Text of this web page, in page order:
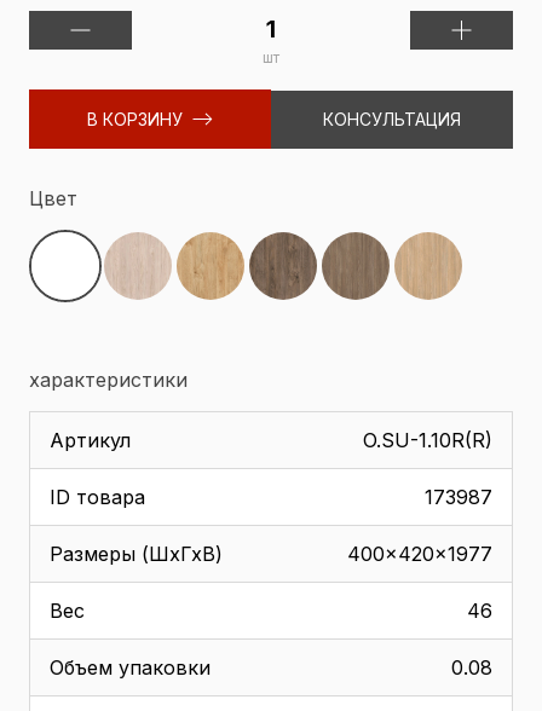
шт
В КОРЗИНУ КОНСУЛЬТАЦИЯ
Цвет
характеристики
Артикул O.SU-1.10R(R)
ID товара 173987
Размеры (ШхГхВ) 400x420x1977
Вес 46
Объем упаковки 0.08